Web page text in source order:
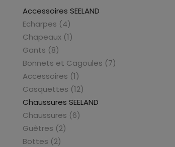
Accessoires SEELAND
Echarpes (4)
Chapeaux (1)
Gants (8)
Bonnets et Cagoules (7)
Accessoires (1)
Casquettes (12)
Chaussures SEELAND
Chaussures (6)
Guêtres (2)
Bottes (2)